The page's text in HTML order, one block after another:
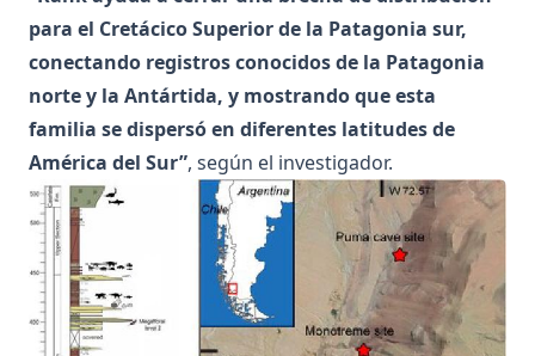
para el Cretácico Superior de la Patagonia sur,
conectando registros conocidos de la Patagonia
norte y la Antártida, y mostrando que esta
familia se dispersó en diferentes latitudes de
América del Sur”, según el investigador.